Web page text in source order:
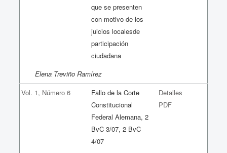
que se presenten
con motivo de los
juicios localesde
participación
ciudadana
Elena Treviño Ramírez
Vol. 1, Número 6
Fallo de la Corte
Constitucional
Federal Alemana, 2
BvC 3/07, 2 BvC
4/07
Detalles
PDF